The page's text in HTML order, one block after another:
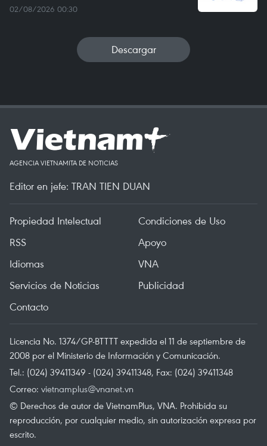
02/08/2026 00:30
Descargar
AGENCIA VIETNAMITA DE NOTICIAS
Editor en jefe: TRAN TIEN DUAN
Propiedad Intelectual
Condiciones de Uso
RSS
Apoyo
Idiomas
VNA
Servicios de Noticias
Publicidad
Contacto
Licencia No. 1374/GP-BTTTT expedida el 11 de septiembre de
2008 por el Ministerio de Información y Comunicación.
Tel.: (024) 39411349 - (024) 39411348, Fax: (024) 39411348
Correo: vietnamplus@vnanet.vn
© Derechos de autor de VietnamPlus, VNA. Prohibida su
reproducción, por cualquier medio, sin autorización expresa por
escrito.